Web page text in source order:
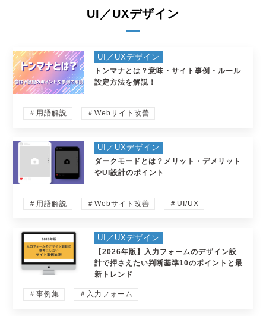
UI／UXデザイン
UI／UXデザイン
トンマナとは？意味・サイト事例・ルール
設定方法を解説！
＃用語解説 ＃Webサイト改善
UI／UXデザイン
ダークモードとは？メリット・デメリット
やUI設計のポイント
＃用語解説 ＃Webサイト改善 ＃UI/UX
UI／UXデザイン
【2026年版】入力フォームのデザイン設
計で押さえたい判断基準10のポイントと最
新トレンド
＃事例集 ＃入力フォーム